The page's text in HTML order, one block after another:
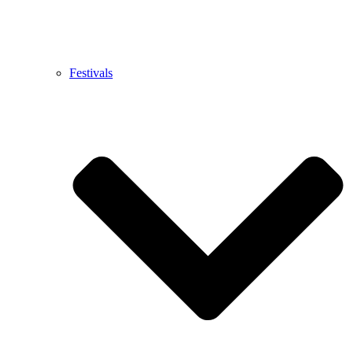
Festivals